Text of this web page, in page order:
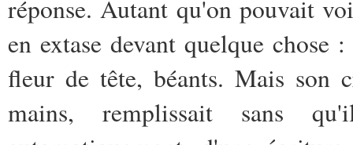
réponse. Autant qu'on pouvait
en extase devant quelque
fleur de tête, béants. Mais son
mains, remplissait sans